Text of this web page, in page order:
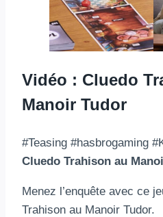
Vidéo : Cluedo
Manoir Tudor
#Teasing #hasbrogaming
Cluedo Trahison au
Menez l’enquête avec ce
Trahison au Manoir Tudor.